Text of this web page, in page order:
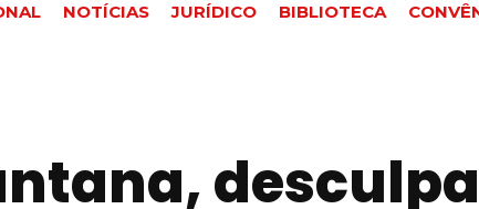
NOTÍCIAS JURÍDICO BIBLIOTECA